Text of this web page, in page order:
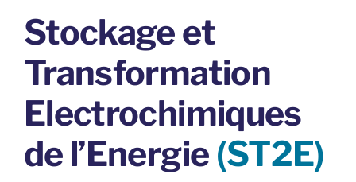
Stockage et
Transformation
Electrochimiques
de l’Energie (ST2E)